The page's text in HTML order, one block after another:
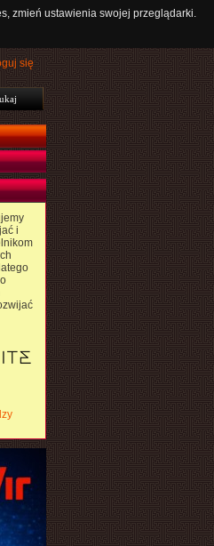
zmień ustawienia swojej przeglądarki.
się
i